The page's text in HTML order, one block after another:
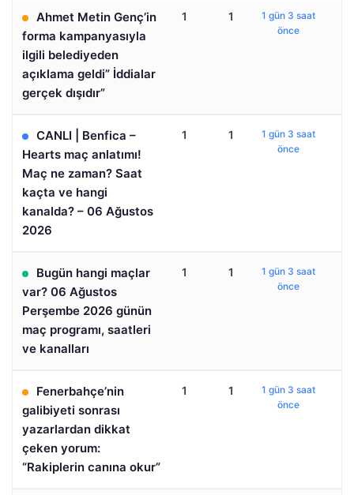
Ahmet Metin Genç’in
forma kampanyasıyla
ilgili belediyeden
açıklama geldi” İddialar
gerçek dışıdır”
1 1
1 gün 3 saat
önce
CANLI | Benfica –
Hearts maç anlatımı!
Maç ne zaman? Saat
kaçta ve hangi
kanalda? – 06 Ağustos
2026
1 1
1 gün 3 saat
önce
Bugün hangi maçlar
var? 06 Ağustos
Perşembe 2026 günün
maç programı, saatleri
ve kanalları
1 1
1 gün 3 saat
önce
Fenerbahçe’nin
galibiyeti sonrası
yazarlardan dikkat
çeken yorum:
“Rakiplerin canına okur”
1 1
1 gün 3 saat
önce